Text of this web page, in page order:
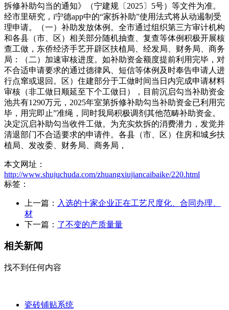
拆修补助勾当的通知》（宁建规〔2025〕5号）等文件为准。
经市里研究，i宁德app中的“家拆补助”使用法式将从动遏制受
理申请。（一）补助发放体例。全市通过组织第三方审计机构
和各县（市、区）相关部分随机抽查、复查等体例积极开展核
查工做，东侨经济手艺开辟区扶植局、经发局、财务局、商务
局：（二）加速审核进度。如补助资金额度提前利用完毕，对
不合适申请要求的通过德律风、短信等体例及时奉告申请人进
行点窜或退回。区）住建部分于工做时间当日内完成申请材料
审核（非工做日顺延至下个工做日），目前沉启勾当补助资金
池共有1290万元，2025年室第拆修补助勾当补助资金已利用完
毕，用完即止”准绳，同时我局积极调剂其他范畴补助资金。
决定沉启补助勾当收件工做。为充实炊拆的消费潜力，发觉并
清退部门不合适要求的申请件。各县（市、区）住房和城乡扶
植局、发改委、财务局、商务局，
本文网址：
http://www.shujuchuda.com/zhuangxiujiancaibaike/220.html
标签：
上一篇： 入选的十家企业正在工艺尺度化、合同办理、
材
下一篇： 了不变的产质量量
相关新闻
找不到任何内容
瓷砖铺贴系统